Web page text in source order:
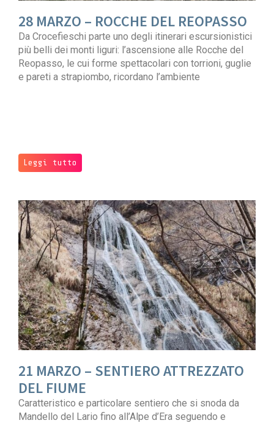
28 MARZO – ROCCHE DEL REOPASSO
Da Crocefieschi parte uno degli itinerari escursionistici
più belli dei monti liguri: l’ascensione alle Rocche del
Reopasso, le cui forme spettacolari con torrioni, guglie
e pareti a strapiombo, ricordano l’ambiente
Leggi tutto
21 MARZO – SENTIERO ATTREZZATO
DEL FIUME
Caratteristico e particolare sentiero che si snoda da
Mandello del Lario fino all’Alpe d’Era seguendo e